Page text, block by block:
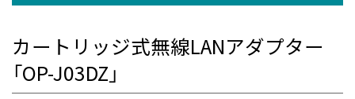
カートリッジ式無線LANアダプター
「OP-J03DZ」